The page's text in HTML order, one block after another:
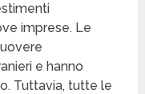
imprese. Le
e hanno
Tuttavia, tutte le